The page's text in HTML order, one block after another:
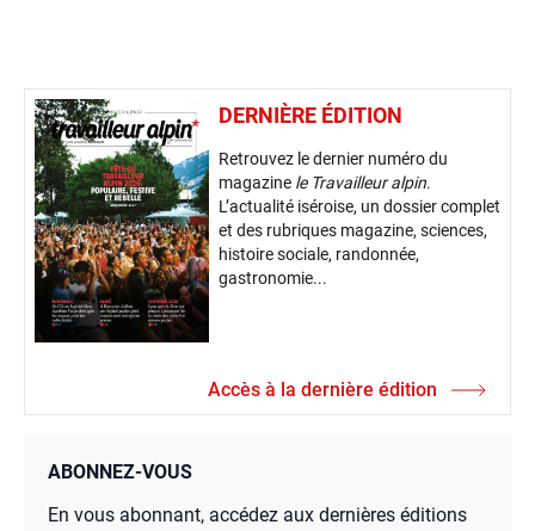
DERNIÈRE ÉDITION
Retrouvez le dernier numéro du
magazine le Travailleur alpin.
L’actualité iséroise, un dossier complet
et des rubriques magazine, sciences,
histoire sociale, randonnée,
gastronomie...
Accès à la dernière édition
ABONNEZ-VOUS
En vous abonnant, accédez aux dernières éditions